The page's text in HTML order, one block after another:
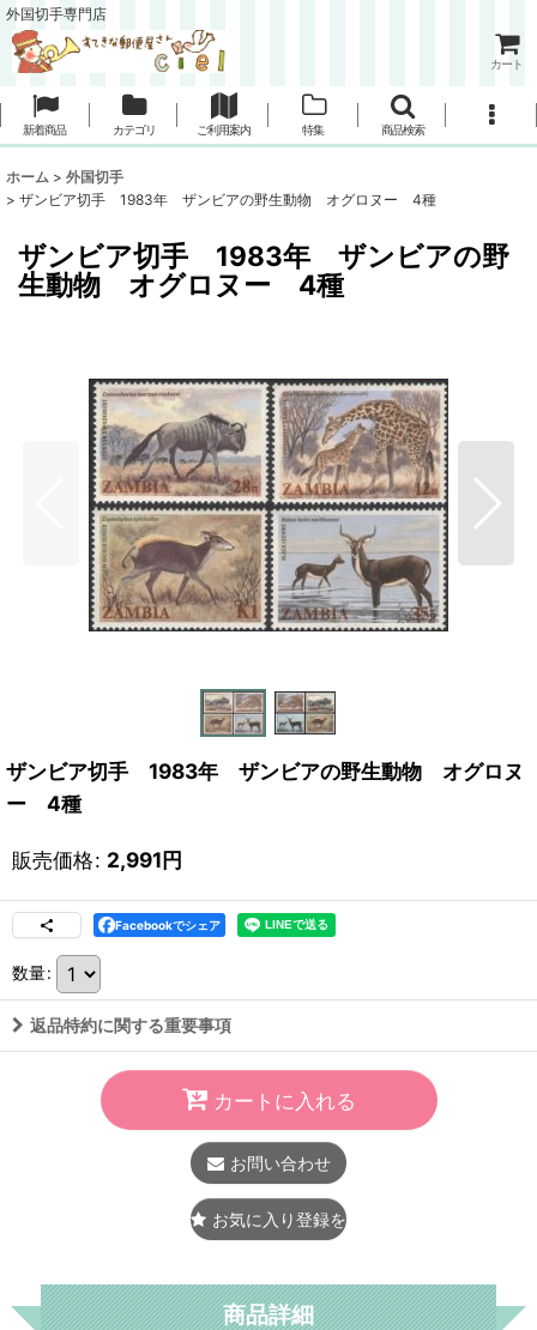
外国切手専門店
カート
新着商品 カテゴリ ご利用案内 特集 商品検索
ホーム > 外国切手
> ザンビア切手 1983年 ザンビアの野生動物 オグロヌー 4種
ザンビア切手 1983年 ザンビアの野
生動物 オグロヌー 4種
ザンビア切手 1983年 ザンビアの野生動物 オグロヌ
ー 4種
販売価格: 2,991円
Facebookでシェア
数量:
返品特約に関する重要事項
カートに入れる
お問い合わせ
お気に入り登録をする
商品詳細